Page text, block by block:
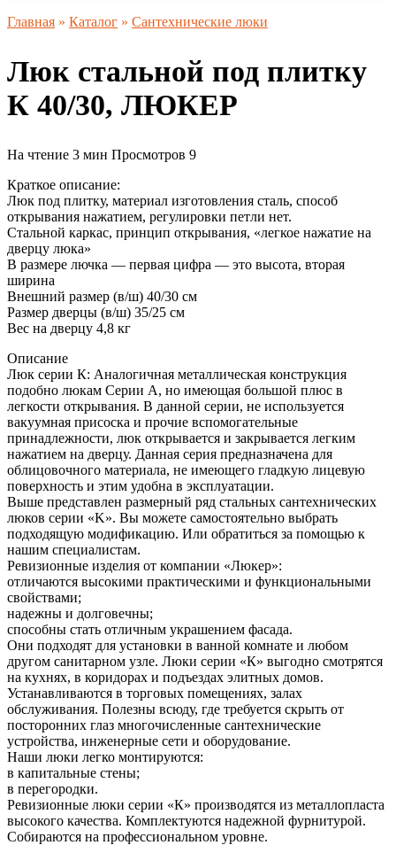
Главная » Каталог » Сантехнические люки
Люк стальной под плитку
К 40/30, ЛЮКЕР
На чтение 3 мин Просмотров 9
Краткое описание:
Люк под плитку, материал изготовления сталь, способ
открывания нажатием, регулировки петли нет.
Стальной каркас, принцип открывания, «легкое нажатие на
дверцу люка»
В размере лючка — первая цифра — это высота, вторая
ширина
Внешний размер (в/ш) 40/30 см
Размер дверцы (в/ш) 35/25 см
Вес на дверцу 4,8 кг
Описание
Люк серии К: Аналогичная металлическая конструкция
подобно люкам Серии А, но имеющая большой плюс в
легкости открывания. В данной серии, не используется
вакуумная присоска и прочие вспомогательные
принадлежности, люк открывается и закрывается легким
нажатием на дверцу. Данная серия предназначена для
облицовочного материала, не имеющего гладкую лицевую
поверхность и этим удобна в эксплуатации.
Выше представлен размерный ряд стальных сантехнических
люков серии «K». Вы можете самостоятельно выбрать
подходящую модификацию. Или обратиться за помощью к
нашим специалистам.
Ревизионные изделия от компании «Люкер»:
отличаются высокими практическими и функциональными
свойствами;
надежны и долговечны;
способны стать отличным украшением фасада.
Они подходят для установки в ванной комнате и любом
другом санитарном узле. Люки серии «К» выгодно смотрятся
на кухнях, в коридорах и подъездах элитных домов.
Устанавливаются в торговых помещениях, залах
обслуживания. Полезны всюду, где требуется скрыть от
посторонних глаз многочисленные сантехнические
устройства, инженерные сети и оборудование.
Наши люки легко монтируются:
в капитальные стены;
в перегородки.
Ревизионные люки серии «К» производятся из металлопласта
высокого качества. Комплектуются надежной фурнитурой.
Собираются на профессиональном уровне.